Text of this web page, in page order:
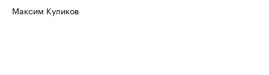
Максим Куликов